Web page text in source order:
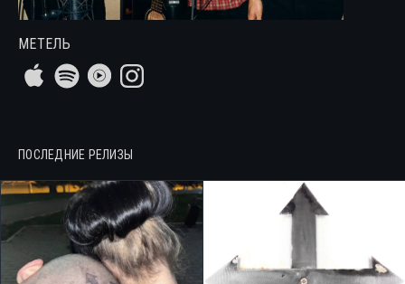
МЕТЕЛЬ
ПОСЛЕДНИЕ РЕЛИЗЫ